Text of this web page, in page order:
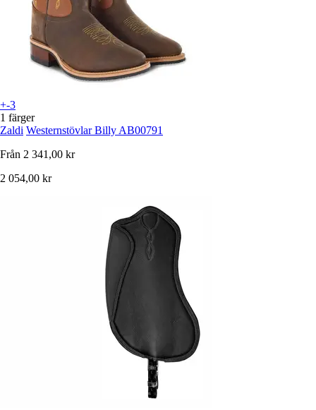
+-3
1 färger
Zaldi Westernstövlar Billy AB00791
Från 2 341,00 kr
2 054,00 kr